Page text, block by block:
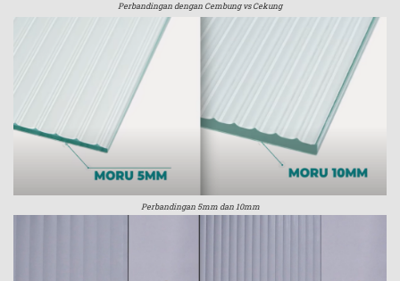
Perbandingan dengan Cembung vs Cekung
Perbandingan 5mm dan 10mm